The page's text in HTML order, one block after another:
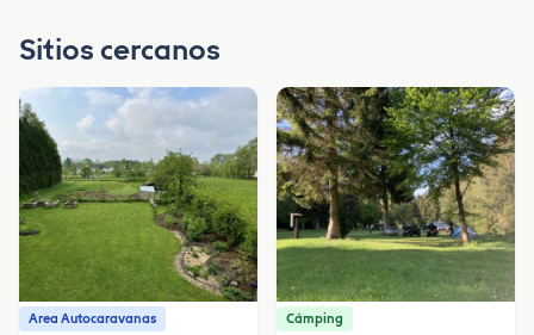
Sitios cercanos
Area Autocaravanas Cámping